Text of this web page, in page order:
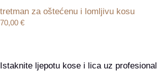
tretman za oštećenu i lomljivu kosu
70,00 €
Istaknite ljepotu kose i lica uz